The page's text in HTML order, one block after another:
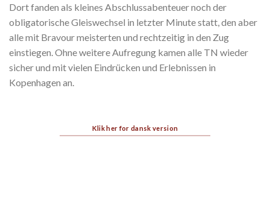
Dort fanden als kleines Abschlussabenteuer noch der
obligatorische Gleiswechsel in letzter Minute statt, den aber
alle mit Bravour meisterten und rechtzeitig in den Zug
einstiegen. Ohne weitere Aufregung kamen alle TN wieder
sicher und mit vielen Eindrücken und Erlebnissen in
Kopenhagen an.
Klik her for dansk version